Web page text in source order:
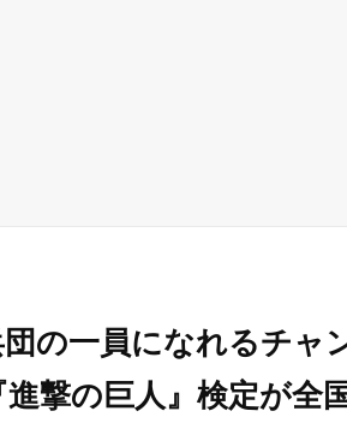
の一員になれるチャ
撃の巨人』検定が全